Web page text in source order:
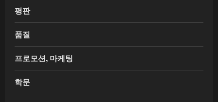
평판
품질
프로모션, 마케팅
학문